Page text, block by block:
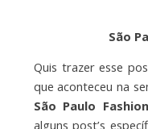
São
Quis trazer esse
que aconteceu na
São Paulo
alguns post’s